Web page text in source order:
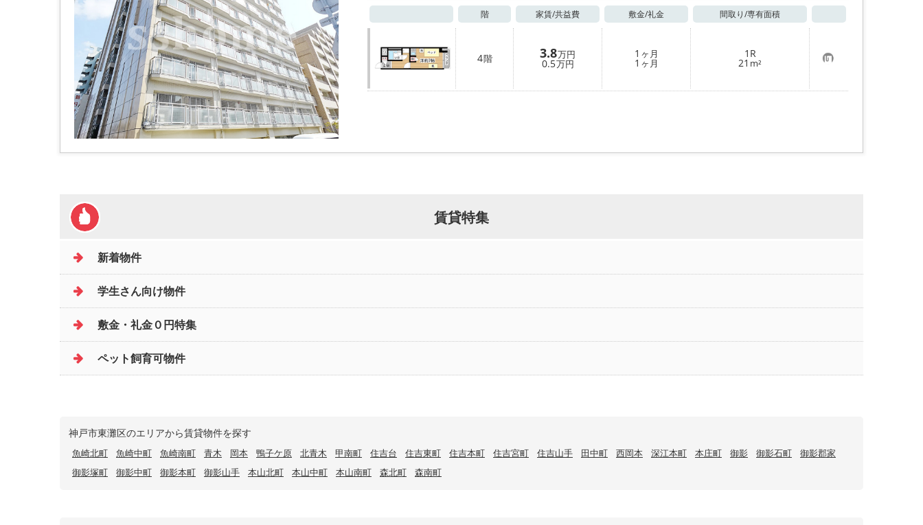
階 家賃/共益費 敷金/礼金 間取り/専有面積
4階 3.8万円
0.5万円
1 ヶ月
1 ヶ月
1R
21 m² お
気
に
入
賃貸特集
新着物件
学生さん向け物件
敷金・礼金０円特集
ペット飼育可物件
神戸市東灘区のエリアから賃貸物件を探す
魚崎北町 魚崎中町 魚崎南町 青木 岡本 鴨子ケ原 北青木 甲南町 住吉台 住吉東町 住吉本町 住吉宮町 住吉山手 田中町 西岡本 深江本町 本庄町 御影 御影石町
御影郡家
御影塚町
御影中町 御影本町 御影山手 本山北町 本山中町 本山南町 森北町 森南町